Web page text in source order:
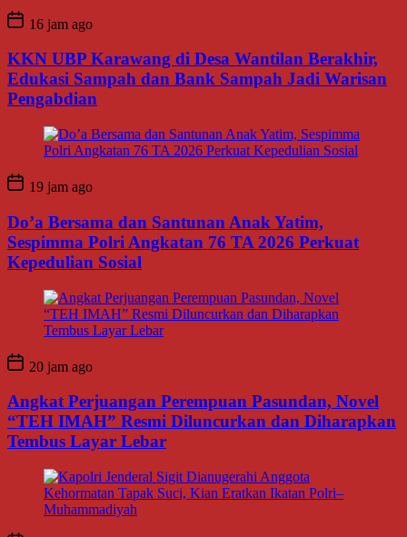
16 jam ago
KKN UBP Karawang di Desa Wantilan Berakhir,
Edukasi Sampah dan Bank Sampah Jadi Warisan
Pengabdian
19 jam ago
Do’a Bersama dan Santunan Anak Yatim,
Sespimma Polri Angkatan 76 TA 2026 Perkuat
Kepedulian Sosial
20 jam ago
Angkat Perjuangan Perempuan Pasundan, Novel
“TEH IMAH” Resmi Diluncurkan dan Diharapkan
Tembus Layar Lebar